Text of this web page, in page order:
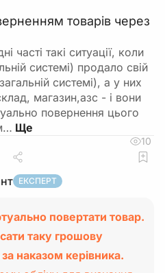
товарів через
часті такі ситуації, коли
системі) продало свій
системі), а у них
магазин,азс - і вони
повернення цього
10
ЕКСПЕРТ
повертати товар.
таку грошову
наказом керівника.